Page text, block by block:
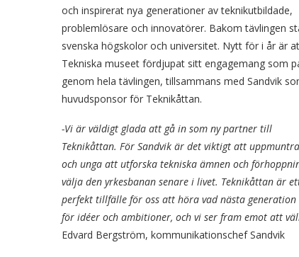
och inspirerat nya generationer av teknikutbildade,
problemlösare och innovatörer. Bakom tävlingen
svenska högskolor och universitet. Nytt för i år är
Tekniska museet fördjupat sitt engagemang som
genom hela tävlingen, tillsammans med Sandvik
huvudsponsor för Teknikåttan.
-Vi är väldigt glada att gå in som ny partner till
Teknikåttan. För Sandvik är det viktigt att
och unga att utforska tekniska ämnen och
välja den yrkesbanan senare i livet. Teknikåttan är
perfekt tillfälle för oss att höra vad nästa
för idéer och ambitioner, och vi ser fram emot att
Edvard Bergström, kommunikationschef Sandvik